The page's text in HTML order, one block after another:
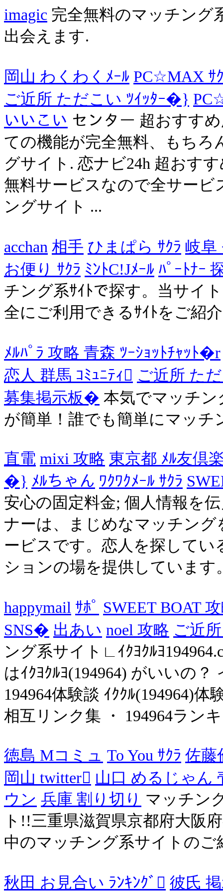
imagic 完全無料のマッチング
出会えます.
岡山 わくわくﾒｰﾙ PC☆MAX ｻ
ご近所 ただこい ﾂｲｯﾀｰ�}
いいこい センター 超おすす
ての機能が完全無料、もちろ
グサイト. 恋ナビ24h 超おす
無料サービスなので全サー
ングサイト ...
acchan 相手 ひまぱら ｻｸﾗ 岐阜
お便り ｻｸﾗ ﾐﾝﾄC!Jﾒｰﾙ ﾊﾟｰﾄﾅｰ
チング系ｻｲﾄで探す。当サイ
全にご利用できるｻｲﾄをご紹
ﾒﾙﾊﾟﾗ 攻略 青森 ﾂｰｼｮｯﾄﾁｬｯﾄ�r
恋人 群馬 ｺﾐｭﾆﾃｨ ご近所 た
募集掲示板� 本気でマッチ
が簡単！誰でも簡単にマッ
直電 mixi 攻略 東京都 ﾒﾙ友倶
�} ﾒﾙちゃん ﾜｸﾜｸﾒｰﾙ ｻｸﾗ
安心の固定料金; 個人情報を
ナーは、まじめなマッチン
ービスです。恋人を探して
ションの場を提供しています
happymail ｻﾎﾟ SWEET BOAT
SNS� 出あい noel 攻略 ご近
ング系サイト∟ｲｸﾖｸﾙﾖ
はｲｸﾖｸﾙﾖ(194964) がいいの
194964体験談 ｲｸｸﾙ(194964)体
相互リンク集 ・ 194964ラン
徳島 Mコミュ To You ｻｸﾗ 佐藤
岡山 twitter 山口 めるじゃん
ウン 兵庫 割り切り マッチン
ト!!三重県滋賀県京都府大阪
中のマッチング系サイトのご
秋田 お見合い ﾗﾝｷﾝｸﾞ 彼氏